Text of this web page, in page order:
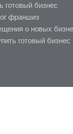
готовый бизнес
франшиз
о новых
готовый бизнес